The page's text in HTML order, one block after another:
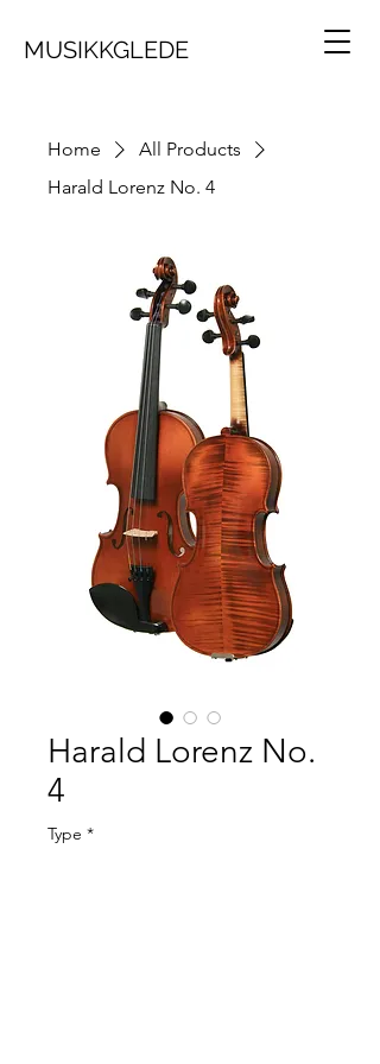
MUSIKKGLEDE
Home
All Products
Harald Lorenz No. 4
Harald Lorenz No.
4
Type *